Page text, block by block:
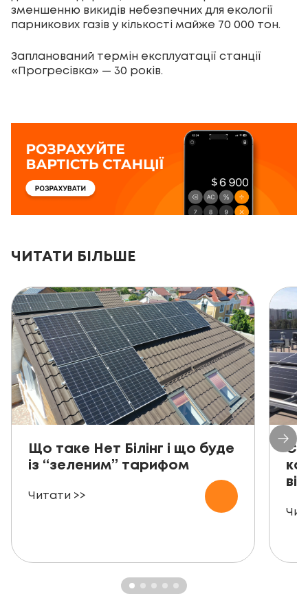
зменшенню викидів небезпечних для екології
парникових газів у кількості майже 70 000 тон.
Запланований термін експлуатації станції
«Прогресівка» — 30 років.
ЧИТАТИ БІЛЬШЕ
Що таке Нет Білінг і що буде
із “зеленим” тарифом
Читати >>